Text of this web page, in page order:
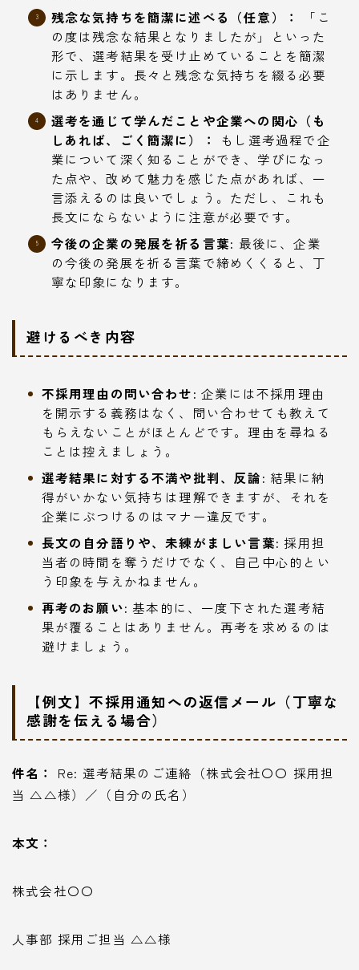
残念な気持ちを簡潔に述べる（任意）：
「こ
の度は残念な結果となりましたが」といった
形で、選考結果を受け止めていることを簡潔
に示します。長々と残念な気持ちを綴る必要
はありません。
選考を通じて学んだことや企業への関心（も
しあれば、ごく簡潔に）：
もし選考過程で企
業について深く知ることができ、学びになっ
た点や、改めて魅力を感じた点があれば、一
言添えるのは良いでしょう。ただし、これも
長文にならないように注意が必要です。
今後の企業の発展を祈る言葉: 最後に、企業
の今後の発展を祈る言葉で締めくくると、丁
寧な印象になります。
避けるべき内容
不採用理由の問い合わせ: 企業には不採用理由
を開示する義務はなく、問い合わせても教えて
もらえないことがほとんどです。理由を尋ねる
ことは控えましょう。
選考結果に対する不満や批判、反論: 結果に納
得がいかない気持ちは理解できますが、それを
企業にぶつけるのはマナー違反です。
長文の自分語りや、未練がましい言葉: 採用担
当者の時間を奪うだけでなく、自己中心的とい
う印象を与えかねません。
再考のお願い: 基本的に、一度下された選考結
果が覆ることはありません。再考を求めるのは
避けましょう。
【例文】不採用通知への返信メール（丁寧な
感謝を伝える場合）
件名：
Re: 選考結果のご連絡（株式会社〇〇 採用担
当 △△様）／（自分の氏名）
本文：
株式会社〇〇
人事部 採用ご担当 △△様